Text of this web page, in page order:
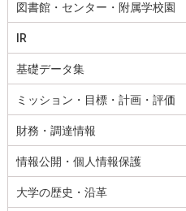
図書館・センター・附属学校園
IR
基礎データ集
ミッション・目標・計画・評価
財務・調達情報
情報公開・個人情報保護
大学の歴史・沿革